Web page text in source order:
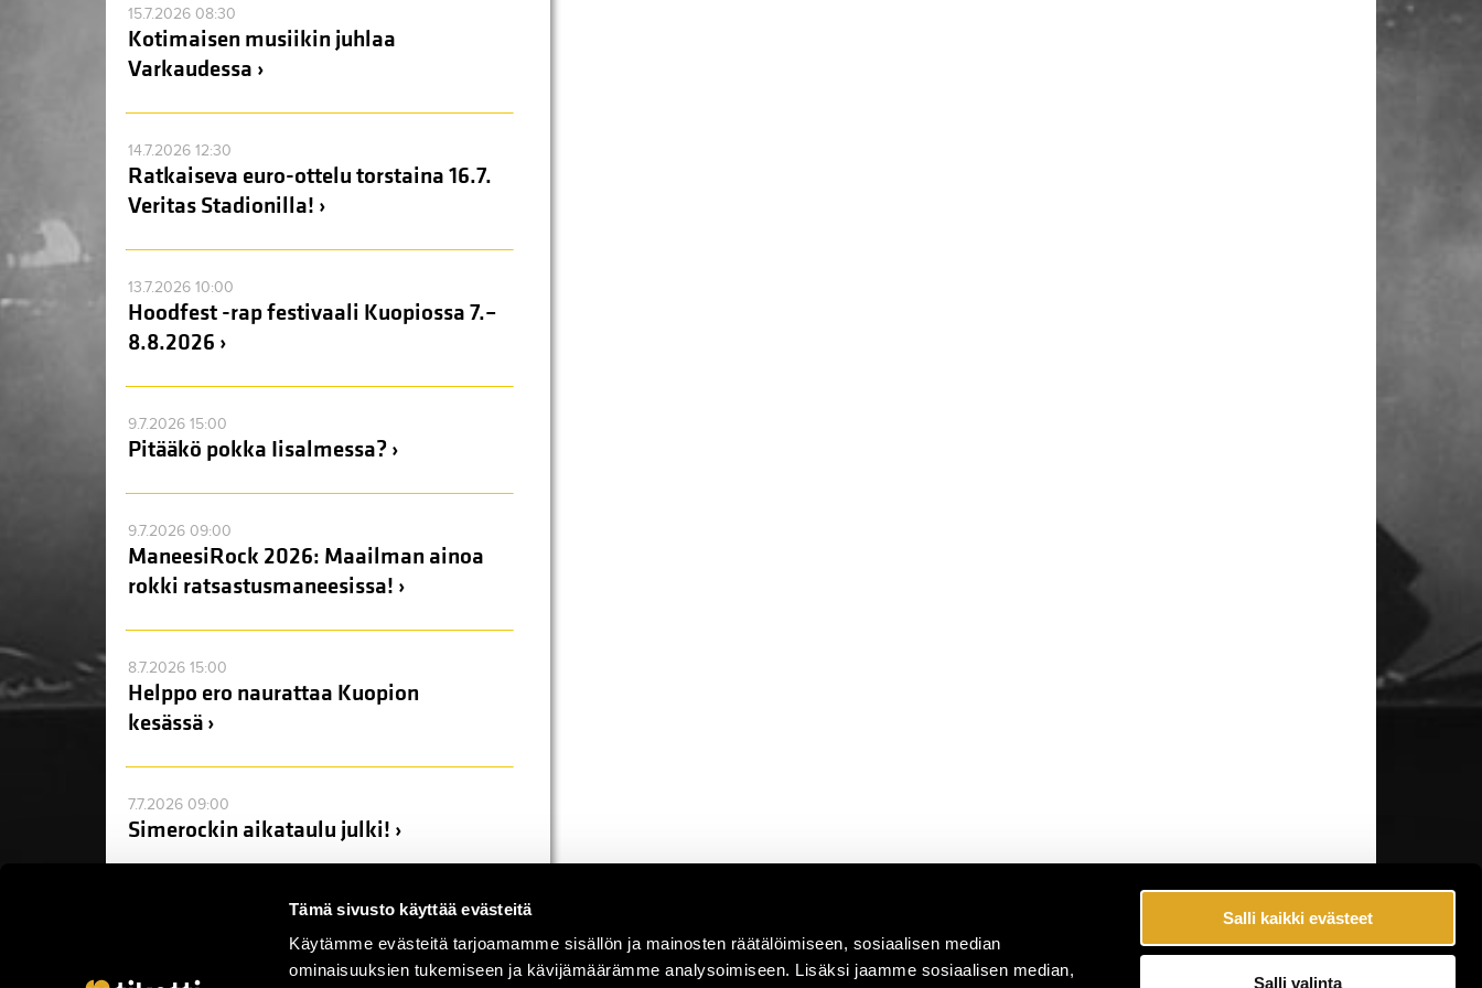
Tämä sivusto käyttää evästeitä
Käytämme evästeitä tarjoamamme sisällön ja mainosten räätälöimiseen, sosiaalisen median
ominaisuuksien tukemiseen ja kävijämäärämme analysoimiseen. Lisäksi jaamme sosiaalisen median,
Salli kaikki evästeet
Salli valinta
15.7.2026 08:30
Kotimaisen musiikin juhlaa
Varkaudessa ›
14.7.2026 12:30
Ratkaiseva euro-ottelu torstaina 16.7.
Veritas Stadionilla! ›
13.7.2026 10:00
Hoodfest -rap festivaali Kuopiossa 7.–
8.8.2026 ›
9.7.2026 15:00
Pitääkö pokka Iisalmessa? ›
9.7.2026 09:00
ManeesiRock 2026: Maailman ainoa
rokki ratsastusmaneesissa! ›
8.7.2026 15:00
Helppo ero naurattaa Kuopion
kesässä ›
7.7.2026 09:00
Simerockin aikataulu julki! ›